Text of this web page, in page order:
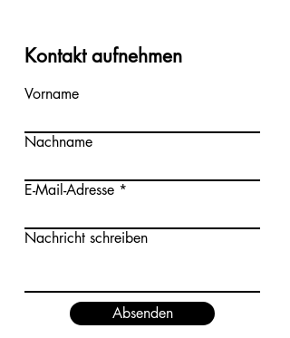
Kontakt aufnehmen
Vorname
Nachname
E-Mail-Adresse
Nachricht schreiben
Absenden